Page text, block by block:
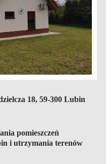
18, 59-300 Lubin
pomieszczeń
i utrzymania terenów